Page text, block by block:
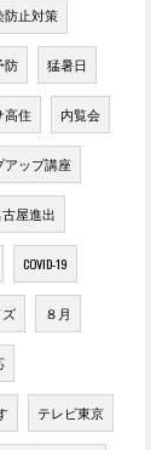
防止対策
防 猛暑日
高住 内覧会
アップ講座
屋進出
COVID-19
８月
テレビ東京